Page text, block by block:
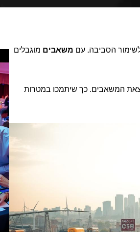
הסביבה. עם משאבים מוגבלים
המשאבים. כך שיתמכו במטרות